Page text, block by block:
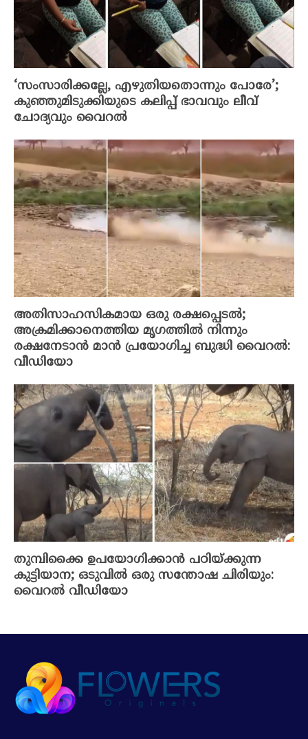
‘സംസാരിക്കല്ലേ, എഴുതിയതൊന്നും പോരേ’;
കുഞ്ഞുമിടുക്കിയുടെ കലിപ്പ് ഭാവവും ലീവ്
ചോദ്യവും വൈറല്‍
അതിസാഹസികമായ ഒരു രക്ഷപ്പെടല്‍;
അക്രമിക്കാനെത്തിയ മൃഗത്തില്‍ നിന്നും
രക്ഷനേടാന്‍ മാന്‍ പ്രയോഗിച്ച ബുദ്ധി വൈറല്‍:
വീഡിയോ
തുമ്പിക്കൈ ഉപയോഗിക്കാന്‍ പഠിയ്ക്കുന്ന
കുട്ടിയാന; ഒടുവില്‍ ഒരു സന്തോഷ ചിരിയും:
വൈറല്‍ വീഡിയോ